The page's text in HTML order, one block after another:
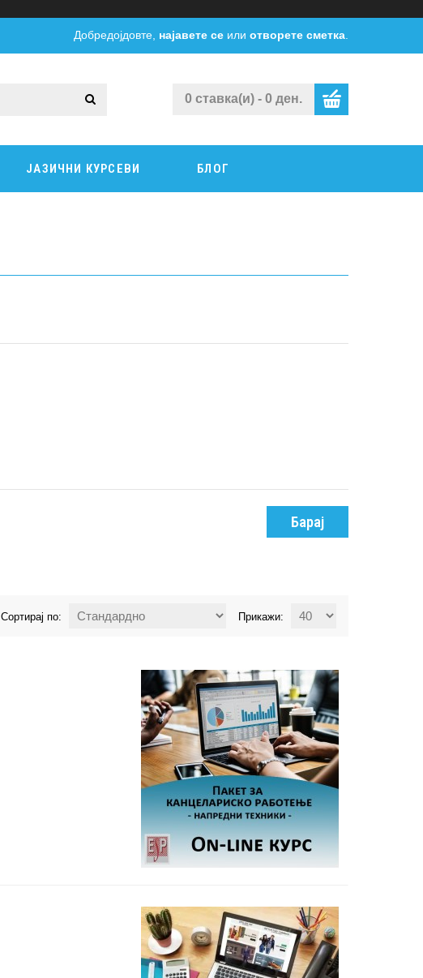
Добредојдовте, најавете се или отворете сметка
0 ставка(и) - 0 ден.
ЈАЗИЧНИ КУРСЕВИ БЛОГ
Барај
Прикажи:
Сортирај по: